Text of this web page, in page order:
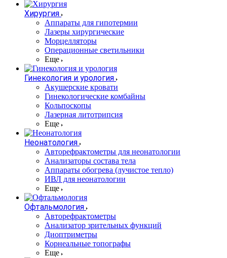
Хирургия
Аппараты для гипотермии
Лазеры хирургические
Морцелляторы
Операционные светильники
Еще
Гинекология и урология
Акушерские кровати
Гинекологические комбайны
Кольпоскопы
Лазерная литотрипсия
Еще
Неонатология
Авторефрактометры для неонатологии
Анализаторы состава тела
Аппараты обогрева (лучистое тепло)
ИВЛ для неонатологии
Еще
Офтальмология
Авторефрактометры
Анализатор зрительных функций
Диоптриметры
Корнеальные топографы
Еще